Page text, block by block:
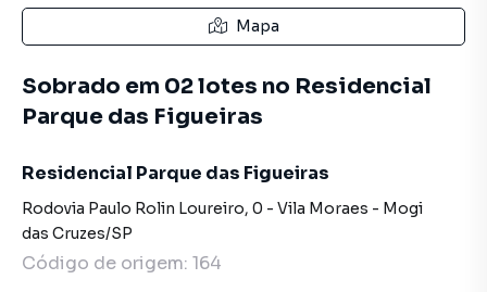
Mapa
Sobrado em 02 lotes no Residencial
Parque das Figueiras
Residencial Parque das Figueiras
Rodovia Paulo Rolin Loureiro, 0 - Vila Moraes - Mogi
das Cruzes/SP
Código de origem: 164